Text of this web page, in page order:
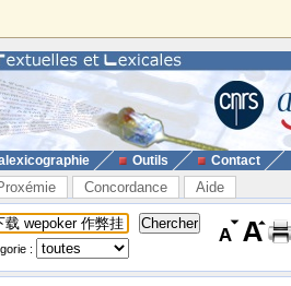
Outils Contact
Concordance Aide
: